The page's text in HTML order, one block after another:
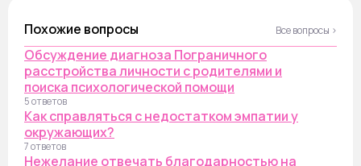
Похожие вопросы Все вопросы ›
Обсуждение диагноза Пограничного
расстройства личности с родителями и
поиска психологической помощи
5 ответов
Как справляться с недостатком эмпатии у
окружающих?
7 ответов
Нежелание отвечать благодарностью на